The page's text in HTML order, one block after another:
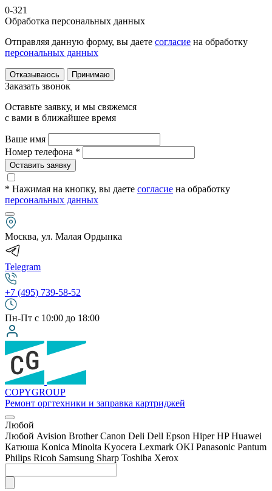
0-321
Обработка персональных данных
Отправляя данную форму, вы даете согласие на обработку
персональных данных
Отказываюсь Принимаю
Заказать звонок
Оставьте заявку, и мы свяжемся
с вами в ближайшее время
Ваше имя
Номер телефона *
Оставить заявку
* Нажимая на кнопку, вы даете согласие на обработку
персональных данных
Москва, ул. Малая Ордынка
Telegram
+7 (495) 739-58-52
Пн-Пт с 10:00 до 18:00
COPYGROUP
Ремонт оргтехники и заправка картриджей
Любой
Любой Avision Brother Canon Deli Dell Epson Hiper HP Huawei
Катюша Konica Minolta Kyocera Lexmark OKI Panasonic Pantum
Philips Ricoh Samsung Sharp Toshiba Xerox